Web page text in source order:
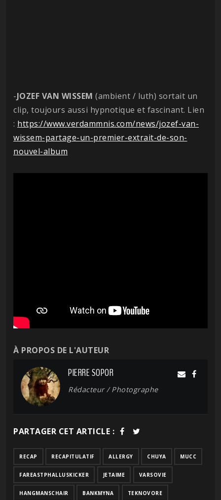
-JOZEF VAN WISSEM (ambient / luth) sortait un
clip, toujours aussi hypnotique et fascinant. Lien
: https://www.verdammnis.com/news/jozef-van-
wissem-partage-un-premier-extrait-de-son-
nouvel-album
À PROPOS DE L'AUTEUR
PIERRE SOPOR
Rédacteur / Photographe
PARTAGER CET ARTICLE :
RECAP RECAPITULATIF ALLERGY CHUYA MUCC
FAREASTPHALLUSKICKER JETAIME VARSOVIE
HANGMANSCHAIR BANKMYNA TEKNOVORE